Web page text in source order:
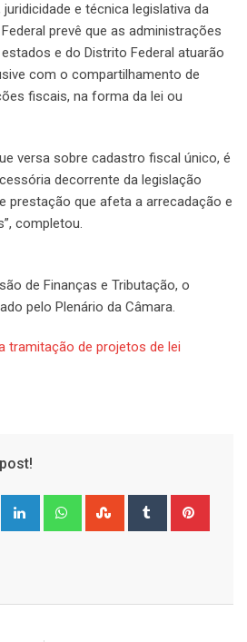
e técnica legislativa da
prevê que as administrações
e do Distrito Federal atuarão
com o compartilhamento de
fiscais, na forma da lei ou
versa sobre cadastro fiscal único, é
decorrente da legislação
prestação que afeta a arrecadação e
completou.
de Finanças e Tributação, o
pelo Plenário da Câmara.
tramitação de projetos de lei
Google+ LinkedIn WhatsappStumbleUpon
Tumblr